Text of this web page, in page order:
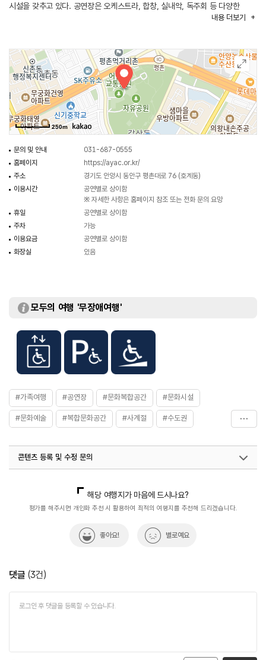
시설을 갖추고 있다. 공연장은 오케스트라, 합창, 실내악, 독주회 등 다양한
클래식 공연이 가능한 공간으로, 관객과 연주자가 함께 호흡할 수 있는 공연
내용 더보기
250m
문의 및 안내
031-687-0555
홈페이지
https://ayac.or.kr/
주소
경기도 안양시 동안구 평촌대로 76 (호계동)
이용시간
공연별로 상이함
※ 자세한 사항은 홈페이지 참조 또는 전화 문의 요망
휴일
공연별로 상이함
주차
가능
이용요금
공연별로 상이함
화장실
있음
모두의 여행 '무장애여행'
#가족여행 #공연장 #문화복합공간 #문화시설
#문화예술 #복합문화공간 #사계절 #수도권
#안양공연장 #안양전시장
#평촌아트홀
콘텐츠 등록 및 수정 문의
열린관광콘텐츠팀(열린관광-모두의여행)
033-738-3425
해당 여행지가 마음에 드시나요?
평가를 해주시면 개인화 추천 시 활용하여 최적의 여행지를 추천해 드리겠습니다.
좋아요! 별로예요
댓글 (3건)